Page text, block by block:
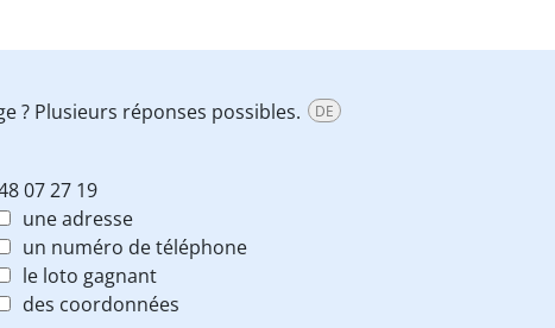
? Plusieurs réponses possibles. DE
07 27 19
une adresse
un numéro de téléphone
le loto gagnant
des coordonnées